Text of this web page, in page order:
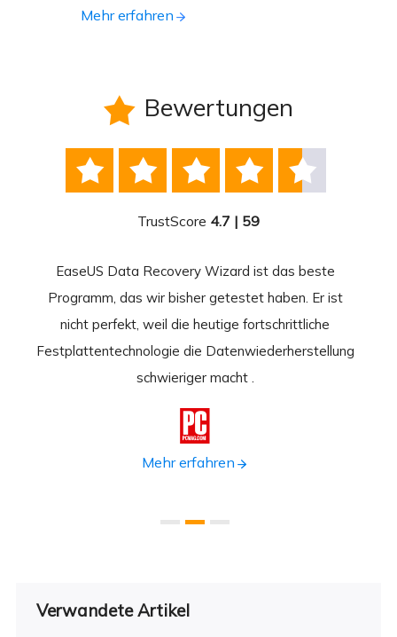
Mehr erfahren
 Bewertungen
    
TrustScore 4.7 | 59
EaseUS Data Recovery Wizard ist das beste
Programm, das wir bisher getestet haben. Er ist
nicht perfekt, weil die heutige fortschrittliche
Festplattentechnologie die Datenwiederherstellung
schwieriger macht .

Mehr erfahren
Verwandete Artikel